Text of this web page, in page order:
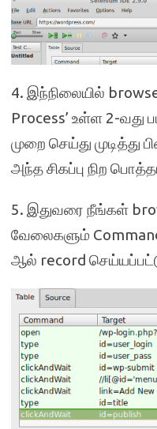
4. இந்நிலையில்
Process’ உள்ள 2-வது
முறை செய்து முடித்து
அந்த சிகப்பு நிற
5. இதுவரை நீங்கள்
வேலைகளும்
ஆல் record